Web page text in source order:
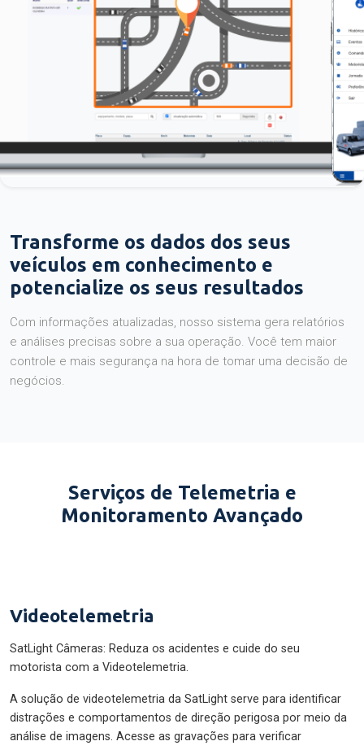
Transforme os dados dos seus
veículos em conhecimento e
potencialize os seus resultados
Com informações atualizadas, nosso sistema gera relatórios
e análises precisas sobre a sua operação. Você tem maior
controle e mais segurança na hora de tomar uma decisão de
negócios.
Serviços de Telemetria e
Monitoramento Avançado
Videotelemetria
SatLight Câmeras: Reduza os acidentes e cuide do seu
motorista com a Videotelemetria.
A solução de videotelemetria da SatLight serve para identificar
distrações e comportamentos de direção perigosa por meio da
análise de imagens. Acesse as gravações para verificar